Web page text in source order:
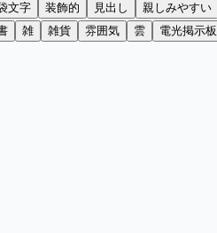
文字 装飾的 見出し 親しみやすい
雑 雑貨 雰囲気 雲 電光掲示板